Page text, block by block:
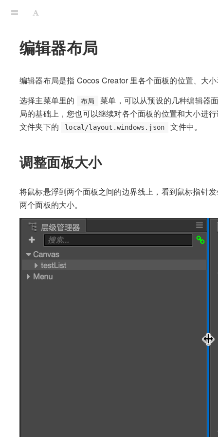
编辑器布局
编辑器布局是指 Cocos Creator 里各个面板的位置、大
选择主菜单里的
布局
菜单，可以从预设的几种编辑器
局的基础上，您也可以继续对各个面板的位置和大小进
文件夹下的
local/layout.windows.json 文件中。
调整面板大小
将鼠标悬浮到两个面板之间的边界线上，看到鼠标指针
两个面板的大小。